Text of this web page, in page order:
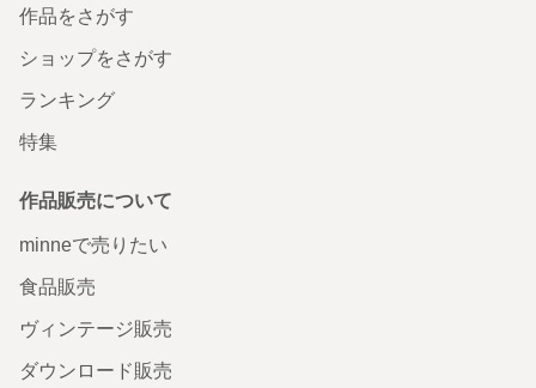
作品をさがす
ショップをさがす
ランキング
特集
作品販売について
minneで売りたい
食品販売
ヴィンテージ販売
ダウンロード販売